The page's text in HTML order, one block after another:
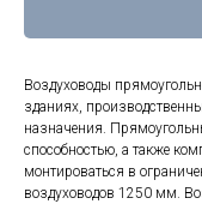
Воздуховоды
зданиях,
назначения.
способностью, а также
монтироваться в
воздуховодов 1250 мм.